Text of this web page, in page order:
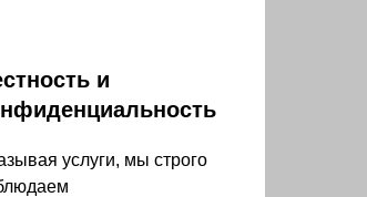
и
услуги, мы строго